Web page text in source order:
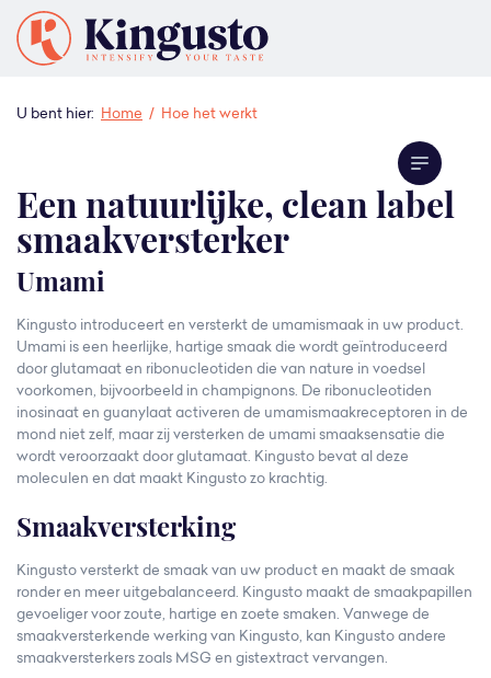
U bent hier: Home / Hoe het werkt
Een natuurlijke, clean label
smaakversterker
Umami
Kingusto introduceert en versterkt de umamismaak in uw product.
Umami is een heerlijke, hartige smaak die wordt geïntroduceerd
door glutamaat en ribonucleotiden die van nature in voedsel
voorkomen, bijvoorbeeld in champignons. De ribonucleotiden
inosinaat en guanylaat activeren de umamismaakreceptoren in de
mond niet zelf, maar zij versterken de umami smaaksensatie die
wordt veroorzaakt door glutamaat. Kingusto bevat al deze
moleculen en dat maakt Kingusto zo krachtig.
Smaakversterking
Kingusto versterkt de smaak van uw product en maakt de smaak
ronder en meer uitgebalanceerd. Kingusto maakt de smaakpapillen
gevoeliger voor zoute, hartige en zoete smaken. Vanwege de
smaakversterkende werking van Kingusto, kan Kingusto andere
smaakversterkers zoals MSG en gistextract vervangen.